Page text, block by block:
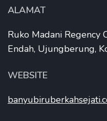
ALAMAT
Ruko Madani Regency
Endah, Ujungberung,
WEBSITE